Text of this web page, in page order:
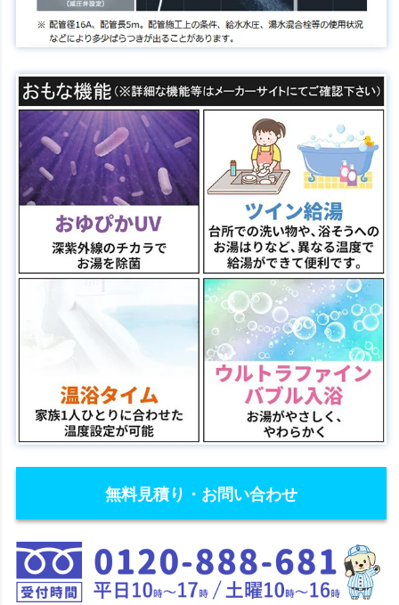
無料見積り・お問い合わせ